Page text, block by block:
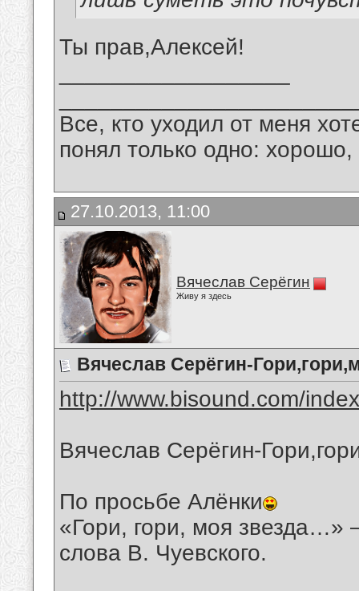
Ты прав,Алексей!
Все, кто уходил от меня
понял только одно:
27.10.2013, 11:00
Вячеслав Серёгин
Живу я здесь
Вячеслав Серёгин-
http://www.bisound.com/
Вячеслав Серёгин-
По просьбе Алёнки
«Гори, гори, моя звезда…»
слова В. Чуевского.